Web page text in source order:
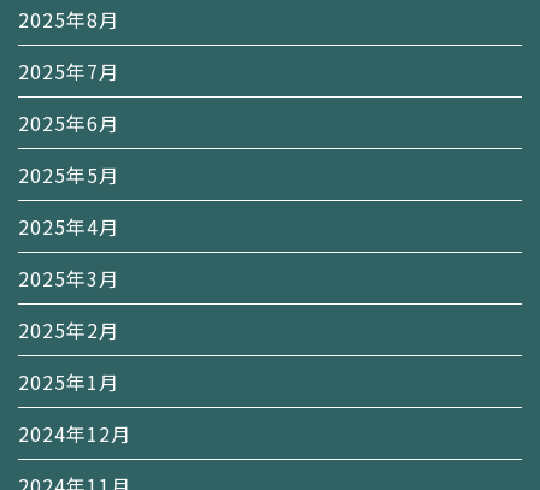
2025年8月
2025年7月
2025年6月
2025年5月
2025年4月
2025年3月
2025年2月
2025年1月
2024年12月